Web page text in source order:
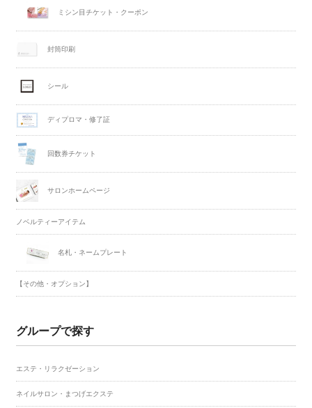
ミシン目チケット・クーポン
封筒印刷
シール
ディプロマ・修了証
回数券チケット
サロンホームページ
ノベルティーアイテム
名札・ネームプレート
【その他・オプション】
グループで探す
エステ・リラクゼーション
ネイルサロン・まつげエクステ